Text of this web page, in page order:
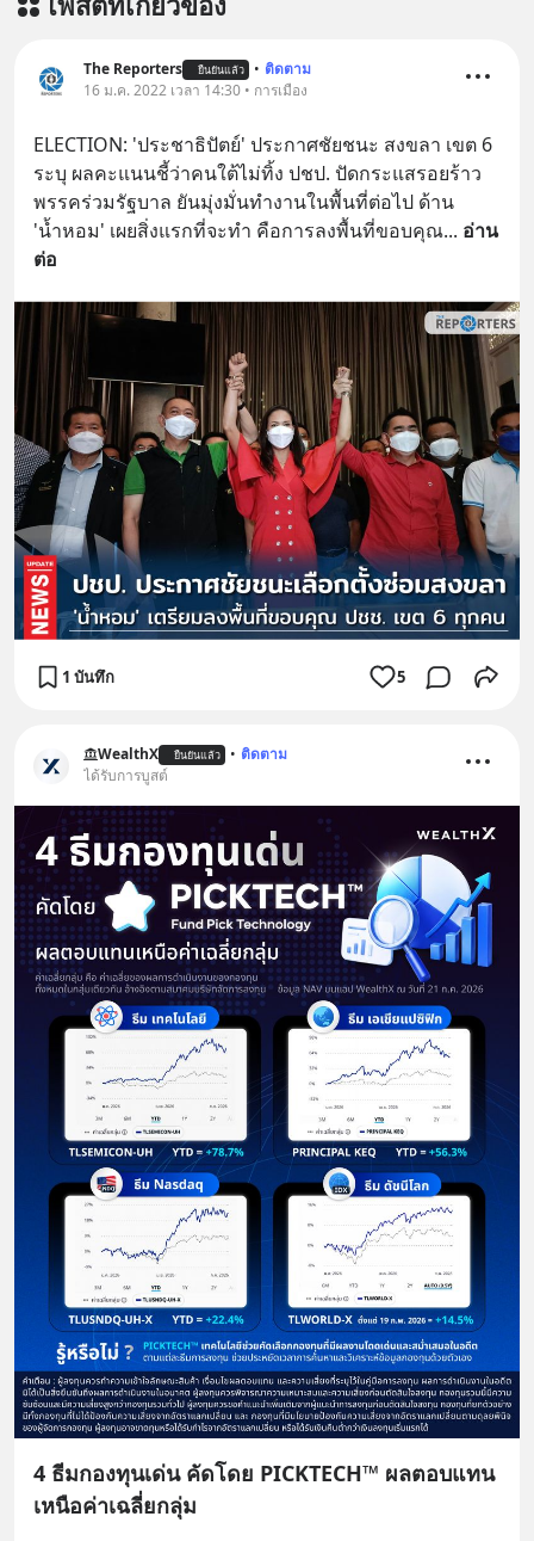
https://lin.ee/U91Fzyz
The Reporters ยืนยันแล้ว • ติดตาม
16 ม.ค. 2022 เวลา 14:30 • การเมือง
ELECTION: 'ประชาธิปัตย์' ประกาศชัยชนะ สงขลา เขต 6
ระบุ ผลคะแนนชี้ว่าคนใต้ไม่ทิ้ง ปชป. ปัดกระแสรอยร้าว
พรรคร่วมรัฐบาล ยันมุ่งมั่นทำงานในพื้นที่ต่อไป ด้าน
'น้ำหอม' เผยสิ่งแรกที่จะทำ คือการลงพื้นที่ขอบคุณ... อ่าน
ต่อ
1 บันทึก 5
WealthX ยืนยันแล้ว • ติดตาม
ได้รับการบูสต์
4 ธีมกองทุนเด่น คัดโดย PICKTECH™ ผลตอบแทน
เหนือค่าเฉลี่ยกลุ่ม